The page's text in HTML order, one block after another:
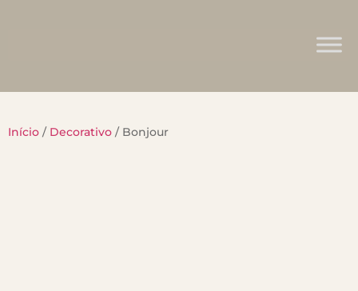
Início / Decorativo / Bonjour